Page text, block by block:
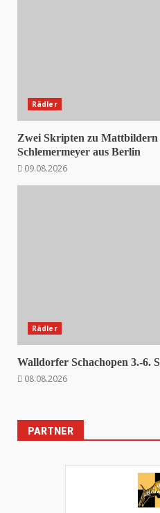
Rädler
Zwei Skripten zu
Schlemermeyer aus Berlin
09.08.2026
Rädler
Walldorfer Schachopen 3.-6.
08.08.2026
PARTNER